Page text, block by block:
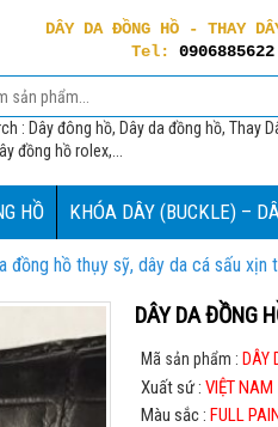
DÂY DA ĐỒNG HỒ - THAY
Tel: 0906885622
: Dây đông hồ, Dây da đồng hồ, Thay
đồng hồ rolex,...
HỒ KHÓA DÂY (BUCKLE) –
đồng hồ thụy sỹ, dây da cá sấu xịn
DÂY DA ĐỒNG
Mã sản phẩm : DÂY
Xuất sứ : VIỆT NAM
Màu sắc : FULL